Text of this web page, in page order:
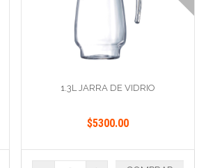
1.3L JARRA DE VIDRIO
$5300.00